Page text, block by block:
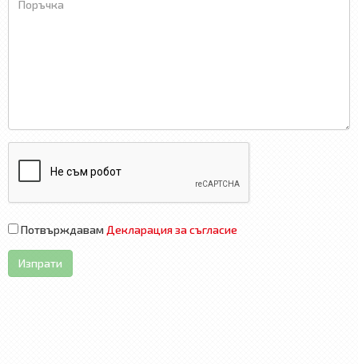
Потвърждавам Декларация за съгласие
Изпрати